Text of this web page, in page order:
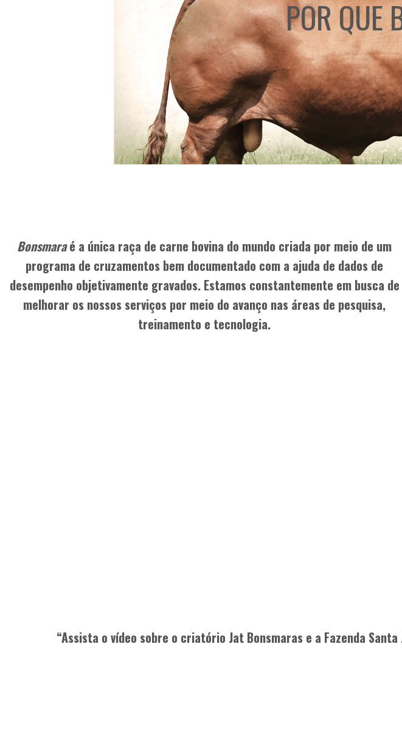
POR QUE
Bonsmaraé a única raça de carne bovina do mundo criada por meio de um
programa de cruzamentos bem documentado com a ajuda de dados de
desempenho objetivamente gravados. Estamos constantemente em busca de
melhorar os nossos serviços por meio do avanço nas áreas de pesquisa,
treinamento e tecnologia.
“Assista o vídeo sobre o criatório Jat Bonsmaras e a Fazenda